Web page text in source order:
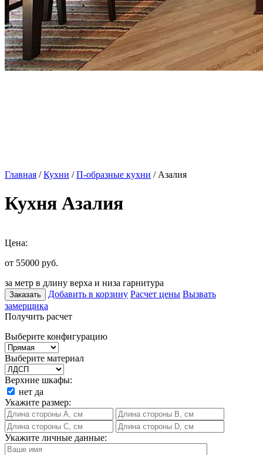
Главная /Кухни /П-образные кухни / Азалия
Кухня Азалия
Цена:
от 55000 руб.
за метр в длину верха и низа гарнитура
Заказать Добавить в корзину Расчет цены Вызвать
замерщика
Получить расчет
Выберите конфигурацию
Выберите материал
Верхние шкафы:
нет да
Укажите размер:
Укажите личные данные: